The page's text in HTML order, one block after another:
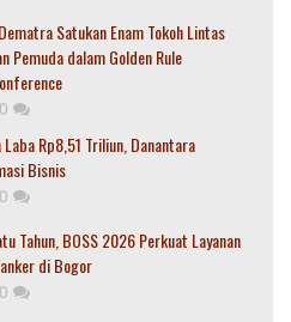
Satukan Enam Tokoh Lintas
Pemuda dalam Golden Rule
0
Rp8,51 Triliun, Danantara
Bisnis
0
Tahun, BOSS 2026 Perkuat Layanan
di Bogor
0